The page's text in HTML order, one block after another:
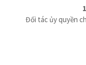
Đối tác ủy quyền